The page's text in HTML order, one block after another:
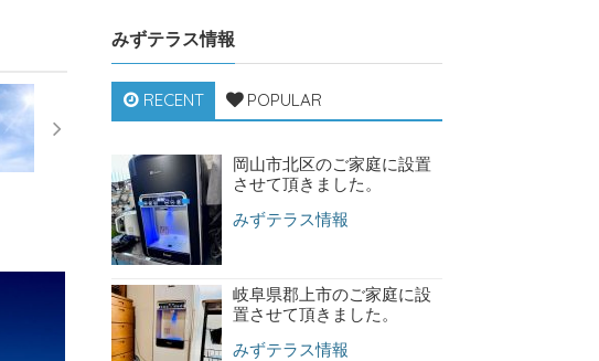
みずテラス情報
RECENT POPULAR
岡山市北区のご家庭に設置
させて頂きました。
みずテラス情報
岐阜県郡上市のご家庭に設
置させて頂きました。
みずテラス情報